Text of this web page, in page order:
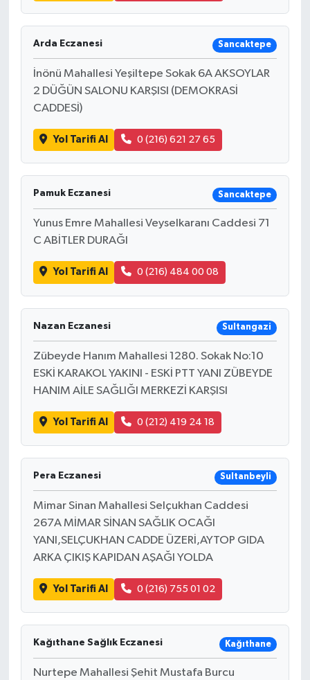
Arda Eczanesi Sancaktepe
İnönü Mahallesi Yeşiltepe Sokak 6A AKSOYLAR
2 DÜĞÜN SALONU KARŞISI (DEMOKRASİ
CADDESİ)
Yol Tarifi Al 0 (216) 621 27 65
Pamuk Eczanesi Sancaktepe
Yunus Emre Mahallesi Veyselkaranı Caddesi 71
C ABİTLER DURAĞI
Yol Tarifi Al 0 (216) 484 00 08
Nazan Eczanesi Sultangazi
Zübeyde Hanım Mahallesi 1280. Sokak No:10
ESKİ KARAKOL YAKINI - ESKİ PTT YANI ZÜBEYDE
HANIM AİLE SAĞLIĞI MERKEZİ KARŞISI
Yol Tarifi Al 0 (212) 419 24 18
Pera Eczanesi Sultanbeyli
Mimar Sinan Mahallesi Selçukhan Caddesi
267A MİMAR SİNAN SAĞLIK OCAĞI
YANI,SELÇUKHAN CADDE ÜZERİ,AYTOP GIDA
ARKA ÇIKIŞ KAPIDAN AŞAĞI YOLDA
Yol Tarifi Al 0 (216) 755 01 02
Kağıthane Sağlık Eczanesi Kağıthane
Nurtepe Mahallesi Şehit Mustafa Burcu